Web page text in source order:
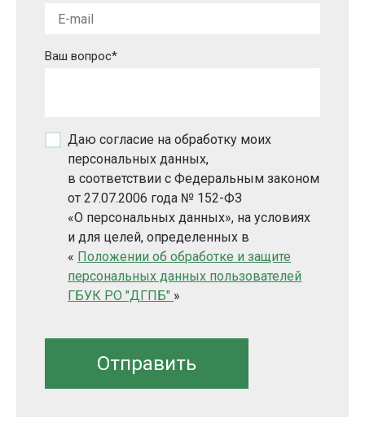
Ваш вопрос*
Даю согласие на обработку моих
персональных данных,
в соответствии с Федеральным законом
от 27.07.2006 года № 152-ФЗ
«О персональных данных», на условиях
и для целей, определенных в
« Положении об обработке и защите
персональных данных пользователей
ГБУК РО "ДГПБ" »